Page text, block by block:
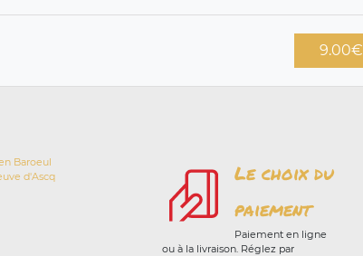
9.00€
Baroeul
d'Ascq
Le choix du
paiement
Paiement en ligne
ou à la livraison. Réglez par